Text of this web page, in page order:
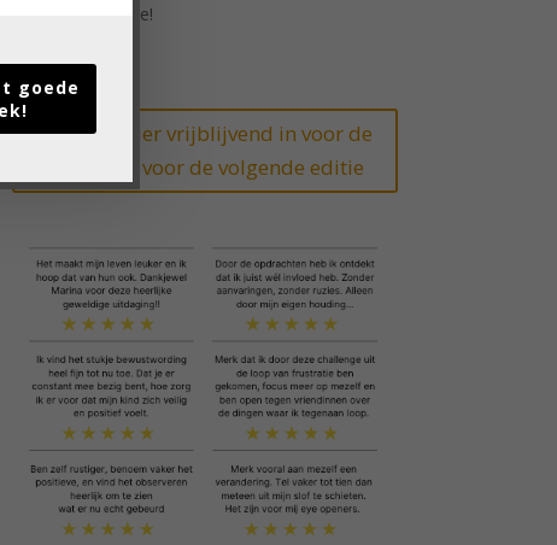
OpvoedChallenge!
Schrijf je hier vrijblijvend in voor de
wachtlijst voor de volgende editie
goede